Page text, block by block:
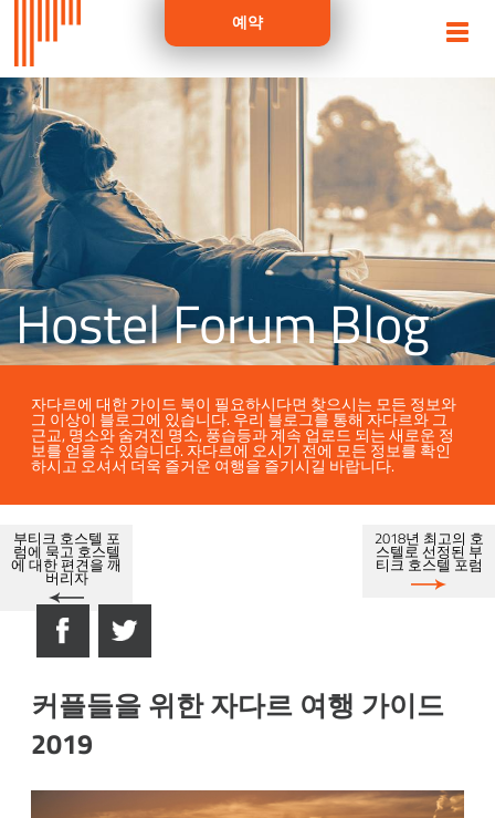
예약
Hostel Forum Blog
자다르에 대한 가이드 북이 필요하시다면 찾으시는 모든 정보와
그 이상이 블로그에 있습니다. 우리 블로그를 통해 자다르와 그
근교, 명소와 숨겨진 명소, 풍습등과 계속 업로드 되는 새로운 정
보를 얻을 수 있습니다. 자다르에 오시기 전에 모든 정보를 확인
하시고 오셔서 더욱 즐거운 여행을 즐기시길 바랍니다.
부티크 호스텔 포
럼에 묵고 호스텔
에 대한 편견을 깨
버리자
2018년 최고의 호
스텔로 선정된 부
티크 호스텔 포럼
커플들을 위한 자다르 여행 가이드
2019